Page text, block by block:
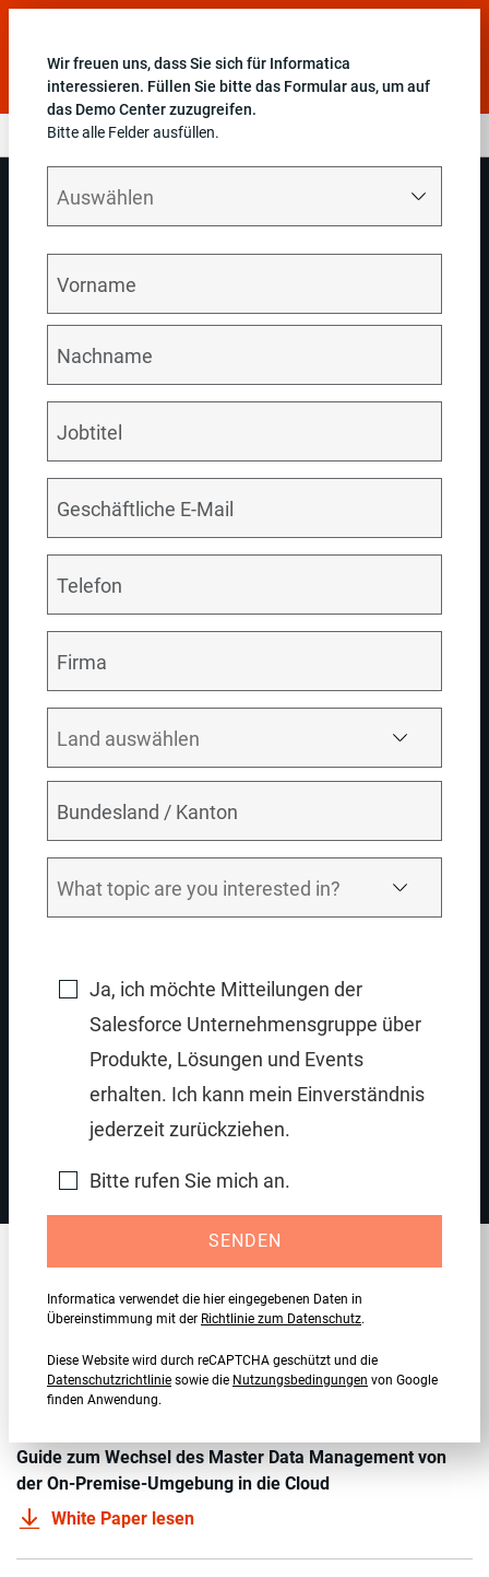
Daten und KI, die auf der Informatica World vorgestellt
wurden.Jetzt ansehen
Wir freuen uns, dass Sie sich für Informatica
interessieren. Füllen Sie bitte das Formular aus, um auf
das Demo Center zuzugreifen.
Bitte alle Felder ausfüllen.
Ja, ich möchte Mitteilungen der
Salesforce Unternehmensgruppe über
Produkte, Lösungen und Events
erhalten. Ich kann mein Einverständnis
jederzeit zurückziehen.
Bitte rufen Sie mich an.
SENDEN
Informatica verwendet die hier eingegebenen Daten in
Übereinstimmung mit der Richtlinie zum Datenschutz.
Diese Website wird durch reCAPTCHA geschützt und die
Datenschutzrichtlinie sowie die Nutzungsbedingungen von Google
finden Anwendung.
Nutzen Sie Informatica Cloud Application Integration für
Folgendes:
Verbinden Sie Echtzeitdaten mit geschäftskritischen
Nutzen Sie API-Management
TESTEN SIE UNSERE LÖSUNG
RELATED DEMO VIDEOSReturn To All Videos
10:36
Gewinnen Sie Mehrwert aus Daten mit Multi-Domain
Cloud-MDM
REFERENZARCHITEKTUR
Architektur der Cloud Data Management Platform
Guide zum Wechsel des Master Data Management von
der On-Premise-Umgebung in die Cloud
White Paper lesen